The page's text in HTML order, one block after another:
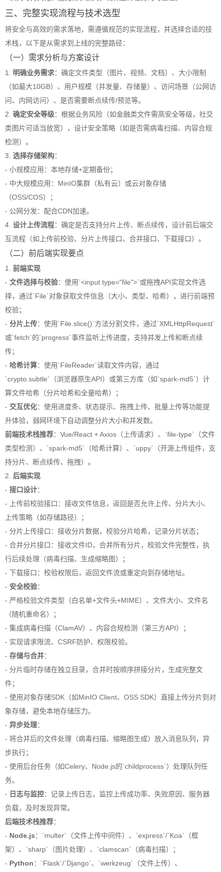
三、完整实现流程与技术选型
将安全与高效的需求落地，需遵循规范的实现流程，并选择合适的技
术栈，以下是从需求到上线的完整路径：
（一）需求分析与方案设计
1. 明确业务需求：确定文件类型（图片、视频、文档）、大小限制
（如最大10GB）、用户规模（并发量、存储量）、访问场景（公网访
问、内网访问）、是否需要断点续传/预览等。
2. 确定安全等级：根据业务风险（如金融类文件需高安全等级，社交
类图片可适当放宽），设计安全策略（如是否需病毒扫描、内容合规
检测）。
3. 选择存储架构：
- 小规模应用：本地存储+定期备份；
- 中大规模应用：MinIO集群（私有云）或云对象存储
（OSS/COS）；
- 公网分发：配合CDN加速。
4. 设计上传流程：确定是否支持分片上传、断点续传，设计前后端交
互流程（如上传前校验、分片上传接口、合并接口、下载接口）。
（二）前后端实现要点
1. 前端实现
- 文件选择与校验：使用`<input type="file">`或拖拽API实现文件选
择，通过`File`对象获取文件信息（大小、类型、哈希），进行前端预
校验；
- 分片上传：使用`File.slice()`方法分割文件，通过`XMLHttpRequest`
或`fetch`的`progress`事件监听上传进度，支持并发上传和断点续
传；
- 哈希计算：使用`FileReader`读取文件内容，通过
`crypto.subtle`（浏览器原生API）或第三方库（如`spark-md5`）计
算文件哈希（分片哈希和全量哈希）；
- 交互优化：使用进度条、状态提示、拖拽上传、批量上传等功能提
升体验，弱网环境下自动调整分片大小和并发数。
前端技术栈推荐：Vue/React + Axios（上传请求）、`file-type`（文件
类型检测）、`spark-md5`（哈希计算）、`uppy`（开源上传组件，支
持分片、断点续传、拖拽）。
2. 后端实现
- 接口设计：
- 上传前校验接口：接收文件信息，返回是否允许上传、分片大小、
上传策略（如存储路径）；
- 分片上传接口：接收分片数据，校验分片哈希，记录分片状态；
- 合并分片接口：接收文件ID，合并所有分片，校验文件完整性，执
行后续处理（病毒扫描、生成缩略图）；
- 下载接口：校验权限后，返回文件流或重定向到存储地址。
- 安全校验：
- 严格校验文件类型（白名单+文件头+MIME）、文件大小、文件名
（随机重命名）；
- 集成病毒扫描（ClamAV）、内容合规检测（第三方API）；
- 实现请求限流、CSRF防护、权限校验。
- 存储与合并：
- 分片临时存储在独立目录，合并时按顺序拼接分片，生成完整文
件；
- 使用对象存储SDK（如MinIO Client、OSS SDK）直接上传分片到对
象存储，避免本地存储压力。
- 异步处理：
- 将合并后的文件处理（病毒扫描、缩略图生成）放入消息队列，异
步执行；
- 使用后台任务（如Celery、Node.js的`childprocess`）处理队列任
务。
- 日志与监控：记录上传日志，监控上传成功率、失败原因、服务器
负载，及时发现异常。
后端技术栈推荐：
- Node.js：`multer`（文件上传中间件）、`express`/`Koa`（框
架）、`sharp`（图片处理）、`clamscan`（病毒扫描）；
- Python：`Flask`/`Django`、`werkzeug`（文件上传）、